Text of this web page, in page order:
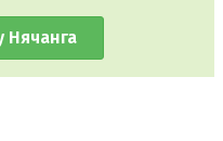
Нячанга